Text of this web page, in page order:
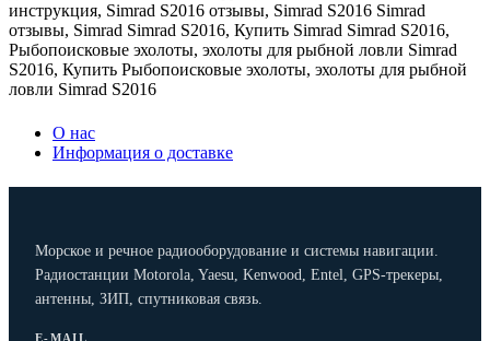
инструкция, Simrad S2016 отзывы, Simrad S2016 Simrad
отзывы, Simrad Simrad S2016, Купить Simrad Simrad S2016,
Рыбопоисковые эхолоты, эхолоты для рыбной ловли Simrad
S2016, Купить Рыбопоисковые эхолоты, эхолоты для рыбной
ловли Simrad S2016
О нас
Информация о доставке
Морское и речное радиооборудование и системы навигации.
Радиостанции Motorola, Yaesu, Kenwood, Entel, GPS-трекеры,
антенны, ЗИП, спутниковая связь.
E-MAIL